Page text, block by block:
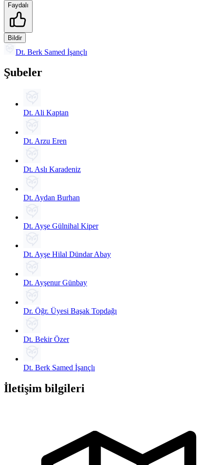
Faydalı
Bildir
Dt. Berk Samed İşançlı
Şubeler
Dt. Ali Kaptan
Dt. Arzu Eren
Dt. Aslı Karadeniz
Dt. Aydan Burhan
Dt. Ayşe Gülnihal Kiper
Dt. Ayşe Hilal Dündar Abay
Dt. Ayşenur Günbay
Dr. Öğr. Üyesi Başak Topdağı
Dt. Bekir Özer
Dt. Berk Samed İşançlı
İletişim bilgileri